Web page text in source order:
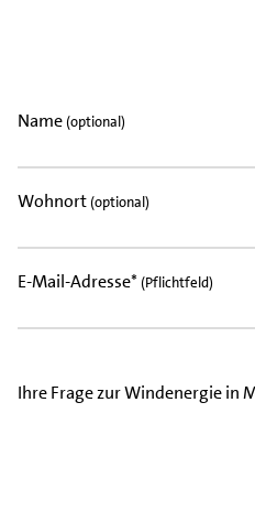
Name (optional)
Wohnort (optional)
E-Mail-Adresse* (Pflichtfeld)
Ihre Frage zur Windenergie in